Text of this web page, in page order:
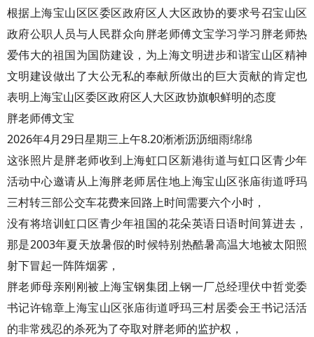
根据上海宝山区区委区政府区人大区政协的要求号召宝山区
政府公职人员与人民群众向胖老师傅文宝学习学习胖老师热
爱伟大的祖国为国防建设，为上海文明进步和谐宝山区精神
文明建设做出了大公无私的奉献所做出的巨大贡献的肯定也
表明上海宝山区委区政府区人大区政协旗帜鲜明的态度
胖老师傅文宝
2026年4月29日星期三上午8.20淅淅沥沥细雨绵绵
这张照片是胖老师收到上海虹口区新港街道与虹口区青少年
活动中心邀请从上海胖老师居住地上海宝山区张庙街道呼玛
三村转三部公交车花费来回路上时间需要六个小时，
没有将培训虹口区青少年祖国的花朵英语日语时间算进去，
那是2003年夏天放暑假的时候特别热酷暑高温大地被太阳照
射下冒起一阵阵烟雾，
胖老师母亲刚刚被上海宝钢集团上钢一厂总经理伏中哲党委
书记许锦章上海宝山区张庙街道呼玛三村居委会王书记活活
的非常残忍的杀死为了夺取对胖老师的监护权，